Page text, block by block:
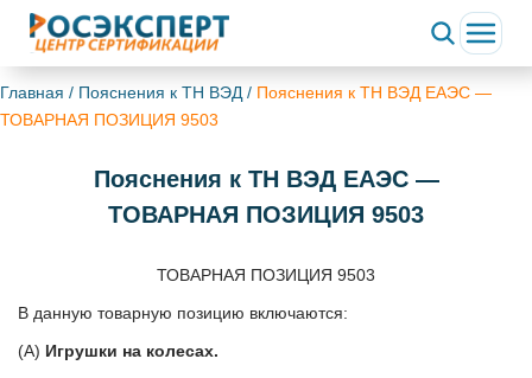
Главная / Пояснения к ТН ВЭД / Пояснения к ТН ВЭД ЕАЭС —
ТОВАРНАЯ ПОЗИЦИЯ 9503
Пояснения к ТН ВЭД ЕАЭС —
ТОВАРНАЯ ПОЗИЦИЯ 9503
ТОВАРНАЯ ПОЗИЦИЯ 9503
В данную товарную позицию включаются:
(А) Игрушки на колесах.
ChatApp
online
Свяжитесь с нами через WhatsApp нажав на кнопку
WhatsApp